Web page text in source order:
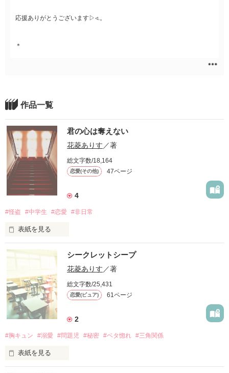
応援ありがとうございます▷◃.。
＊
作品一覧
君の心は奪えない
花菱ありす ／著
総文字数/18,164
恋愛(その他) 47ページ
4
#怪盗 #中学生 #恋愛 #非日常
表紙を見る
「ねえ見た？あの怪盗のニュース！」
シークレットシープ
花菱ありす ／著
総文字数/25,431
恋愛(ピュア) 61ページ
2
#胸キュン #溺愛 #問題児 #秘密 #ベタ惚れ #三角関係
表紙を見る